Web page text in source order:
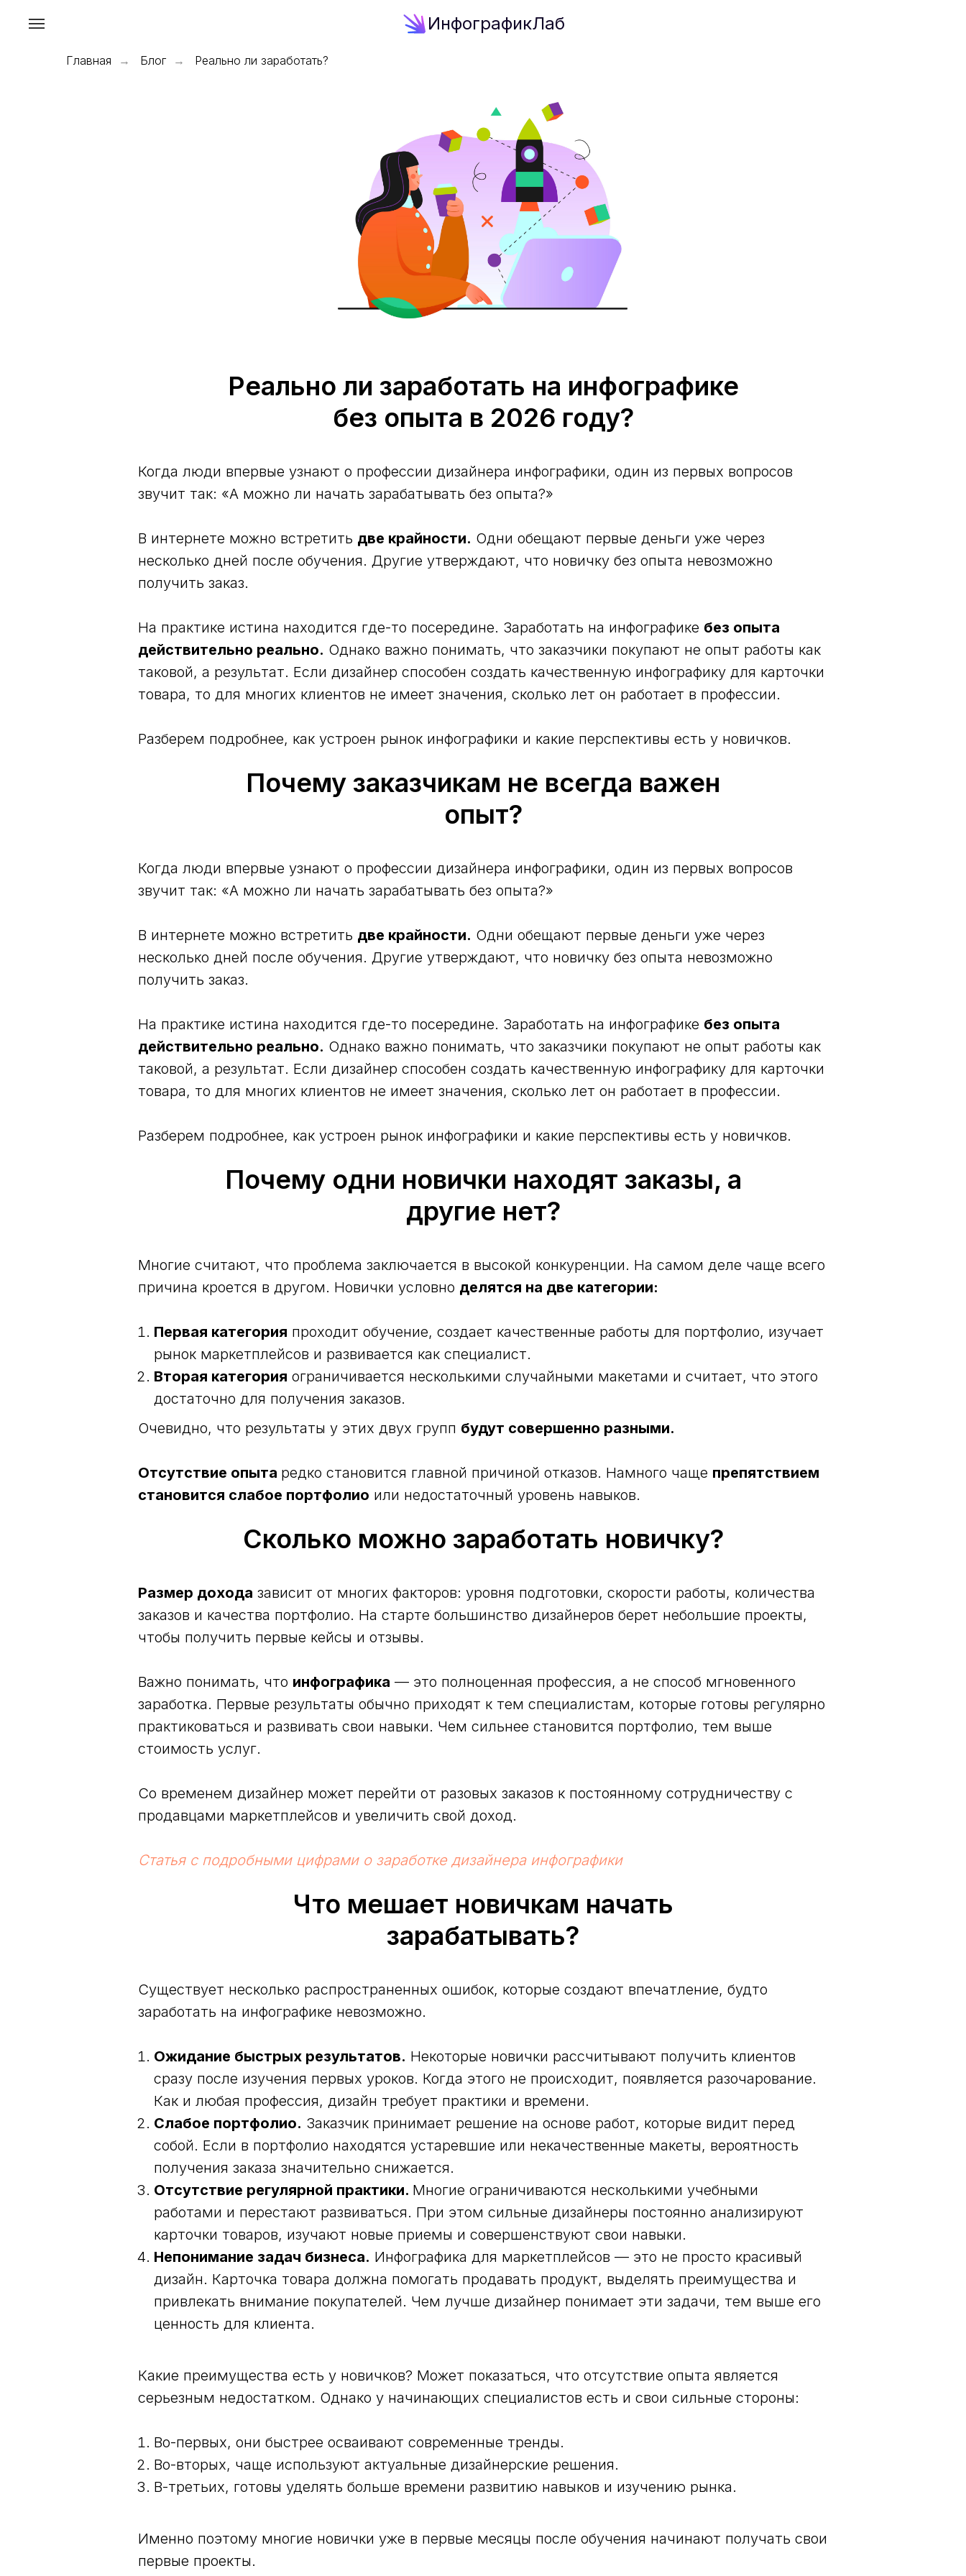
ИнфографикЛаб
Главная → Блог → Реально ли заработать?
Реально ли заработать на инфографике
без опыта в 2026 году?
Когда люди впервые узнают о профессии дизайнера инфографики, один из первых вопросов
звучит так: «А можно ли начать зарабатывать без опыта?»
В интернете можно встретить две крайности. Одни обещают первые деньги уже через
несколько дней после обучения. Другие утверждают, что новичку без опыта невозможно
получить заказ.
На практике истина находится где-то посередине. Заработать на инфографике без опыта
действительно реально. Однако важно понимать, что заказчики покупают не опыт работы как
таковой, а результат. Если дизайнер способен создать качественную инфографику для карточки
товара, то для многих клиентов не имеет значения, сколько лет он работает в профессии.
Разберем подробнее, как устроен рынок инфографики и какие перспективы есть у новичков.
Почему заказчикам не всегда важен
опыт?
Когда люди впервые узнают о профессии дизайнера инфографики, один из первых вопросов
звучит так: «А можно ли начать зарабатывать без опыта?»
В интернете можно встретить две крайности. Одни обещают первые деньги уже через
несколько дней после обучения. Другие утверждают, что новичку без опыта невозможно
получить заказ.
На практике истина находится где-то посередине. Заработать на инфографике без опыта
действительно реально. Однако важно понимать, что заказчики покупают не опыт работы как
таковой, а результат. Если дизайнер способен создать качественную инфографику для карточки
товара, то для многих клиентов не имеет значения, сколько лет он работает в профессии.
Разберем подробнее, как устроен рынок инфографики и какие перспективы есть у новичков.
Почему одни новички находят заказы, а
другие нет?
Многие считают, что проблема заключается в высокой конкуренции. На самом деле чаще всего
причина кроется в другом. Новички условно делятся на две категории:
Первая категория проходит обучение, создает качественные работы для портфолио, изучает
рынок маркетплейсов и развивается как специалист.
Вторая категория ограничивается несколькими случайными макетами и считает, что этого
достаточно для получения заказов.
Очевидно, что результаты у этих двух групп будут совершенно разными.
Отсутствие опыта редко становится главной причиной отказов. Намного чаще препятствием
становится слабое портфолио или недостаточный уровень навыков.
Сколько можно заработать новичку?
Размер дохода зависит от многих факторов: уровня подготовки, скорости работы, количества
заказов и качества портфолио. На старте большинство дизайнеров берет небольшие проекты,
чтобы получить первые кейсы и отзывы.
Важно понимать, что инфографика — это полноценная профессия, а не способ мгновенного
заработка. Первые результаты обычно приходят к тем специалистам, которые готовы регулярно
практиковаться и развивать свои навыки. Чем сильнее становится портфолио, тем выше
стоимость услуг.
Со временем дизайнер может перейти от разовых заказов к постоянному сотрудничеству с
продавцами маркетплейсов и увеличить свой доход.
Статья с подробными цифрами о заработке дизайнера инфографики
Что мешает новичкам начать
зарабатывать?
Существует несколько распространенных ошибок, которые создают впечатление, будто
заработать на инфографике невозможно.
Ожидание быстрых результатов. Некоторые новички рассчитывают получить клиентов
сразу после изучения первых уроков. Когда этого не происходит, появляется разочарование.
Как и любая профессия, дизайн требует практики и времени.
Слабое портфолио. Заказчик принимает решение на основе работ, которые видит перед
собой. Если в портфолио находятся устаревшие или некачественные макеты, вероятность
получения заказа значительно снижается.
Отсутствие регулярной практики. Многие ограничиваются несколькими учебными
работами и перестают развиваться. При этом сильные дизайнеры постоянно анализируют
карточки товаров, изучают новые приемы и совершенствуют свои навыки.
Непонимание задач бизнеса. Инфографика для маркетплейсов — это не просто красивый
дизайн. Карточка товара должна помогать продавать продукт, выделять преимущества и
привлекать внимание покупателей. Чем лучше дизайнер понимает эти задачи, тем выше его
ценность для клиента.
Какие преимущества есть у новичков? Может показаться, что отсутствие опыта является
серьезным недостатком. Однако у начинающих специалистов есть и свои сильные стороны:
Во-первых, они быстрее осваивают современные тренды.
Во-вторых, чаще используют актуальные дизайнерские решения.
В-третьих, готовы уделять больше времени развитию навыков и изучению рынка.
Именно поэтому многие новички уже в первые месяцы после обучения начинают получать свои
первые проекты.